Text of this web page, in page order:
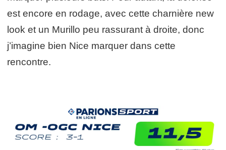
est encore en rodage, avec cette charnière new
look et un Murillo peu rassurant à droite, donc
j’imagine bien Nice marquer dans cette
rencontre.